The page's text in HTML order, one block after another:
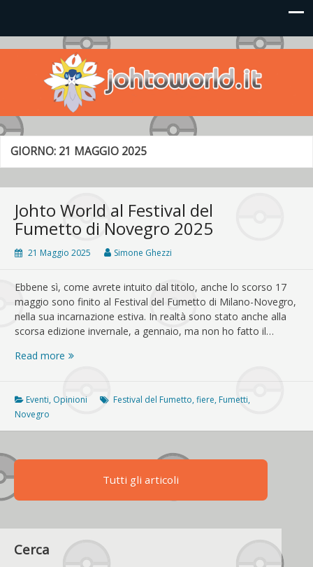
Johto World
Le novità più frizzanti dall'universo Pokémon e Nintendo
GIORNO: 21 MAGGIO 2025
Johto World al Festival del
Fumetto di Novegro 2025
21 Maggio 2025 Simone Ghezzi
Ebbene sì, come avrete intuito dal titolo, anche lo scorso 17
maggio sono finito al Festival del Fumetto di Milano-Novegro,
nella sua incarnazione estiva. In realtà sono stato anche alla
scorsa edizione invernale, a gennaio, ma non ho fatto il…
Read more Johto
al
Festival
Fumetto
Novegro
Eventi, Opinioni Festival del Fumetto,fiere, Fumetti,
Novegro
Tutti gli articoli
Cerca